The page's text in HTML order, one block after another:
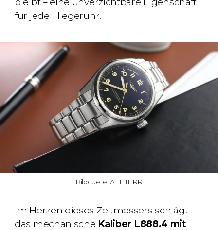
für jede Fliegeruhr.
Bildquelle: ALTHERR
Im Herzen dieses Zeitmessers schlägt
das mechanische Kaliber L888.4 mit